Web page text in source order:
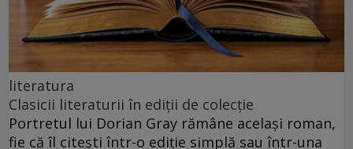
literatura
Clasicii literaturii în ediții de colecție
Portretul lui Dorian Gray rămâne același roman,
fie că îl citești într-o ediție simplă sau într-una